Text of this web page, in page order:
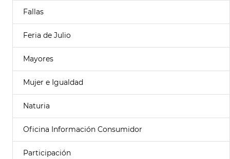
Fallas
Feria de Julio
Mayores
Mujer e Igualdad
Naturia
Oficina Información Consumidor
Participación